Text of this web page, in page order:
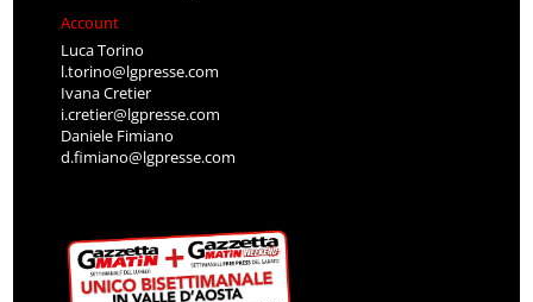
Account
Luca Torino
l.torino@lgpresse.com
Ivana Cretier
i.cretier@lgpresse.com
Daniele Fimiano
d.fimiano@lgpresse.com